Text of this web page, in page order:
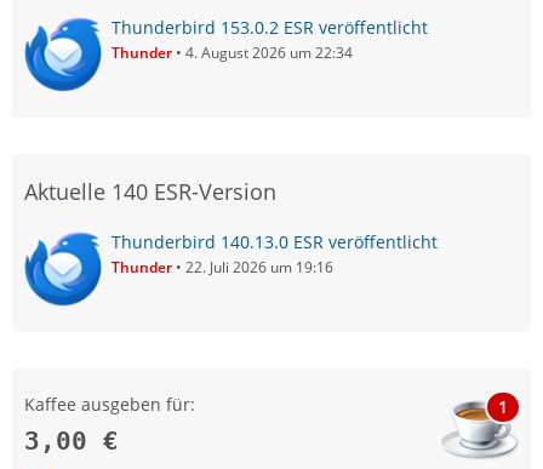
Thunderbird 153.0.2 ESR veröffentlicht
Thunder 4. August 2026 um 22:34
Aktuelle 140 ESR-Version
Thunderbird 140.13.0 ESR veröffentlicht
Thunder 22. Juli 2026 um 19:16
Kaffee ausgeben für:
3,00 €
1